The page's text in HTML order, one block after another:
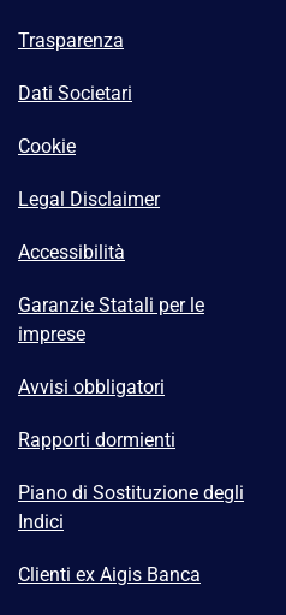
Trasparenza
Dati Societari
Cookie
Legal Disclaimer
Accessibilità
Garanzie Statali per le
imprese
Avvisi obbligatori
Rapporti dormienti
Piano di Sostituzione degli
Indici
Clienti ex Aigis Banca